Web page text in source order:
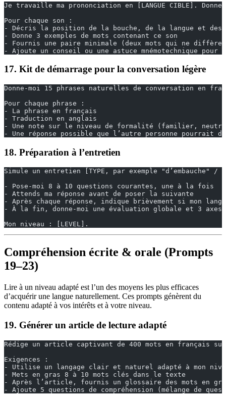
Je travaille ma prononciation en [LANGUE CIBLE].
Pour chaque son :
- Décris la position de la bouche, de la langue et des
- Donne 3 exemples de mots contenant ce son
- Fournis une paire minimale (deux mots qui ne
- Ajoute un conseil ou une astuce mnémotechnique pour
17. Kit de démarrage pour la conversation légère
Donne-moi 15 phrases naturelles de conversation en
Pour chaque phrase :
- La phrase en français
- Traduction en anglais
- Une note sur le niveau de formalité (familier,
- Une réponse possible que l’autre personne pourrait
18. Préparation à l’entretien
Simule un entretien [TYPE, par exemple
- Pose-moi 8 à 10 questions courantes, une à la fois
- Attends ma réponse avant de poser la suivante
- Après chaque réponse, indique brièvement si mon
- À la fin, donne-moi une évaluation globale et 3 axes
Mon niveau : [LEVEL].
Compréhension écrite & orale (Prompts
19–23)
Lire à un niveau adapté est l’un des moyens les plus efficaces
d’acquérir une langue naturellement. Ces prompts génèrent du
contenu adapté à vos intérêts et à votre niveau.
19. Générer un article de lecture adapté
Rédige un article captivant de 400 mots en français
Exigences :
- Utilise un langage clair et naturel adapté à mon
- Mets en gras 8 à 10 mots clés dans le texte
- Après l’article, fournis un glossaire des mots en
- Ajoute 5 questions de compréhension (mélange de